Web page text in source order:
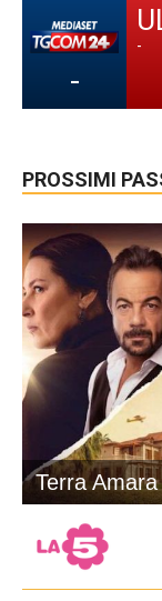
-
-
PROSSIMI
Terra Amara